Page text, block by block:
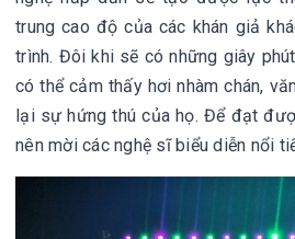
trung cao độ của các khán giả
trình. Đôi khi sẽ có những giây
có thể cảm thấy hơi nhàm chán,
lại sự hứng thú của họ. Để đạt
nên mời các nghệ sĩ biểu diễn nổi